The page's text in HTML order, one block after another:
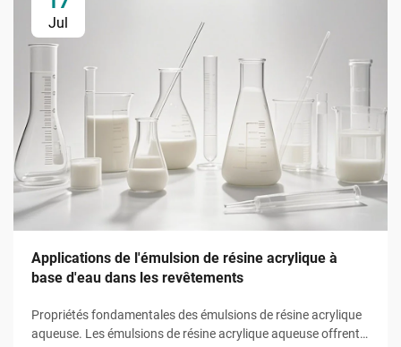
Jul
Applications de l'émulsion de résine acrylique à
base d'eau dans les revêtements
Propriétés fondamentales des émulsions de résine acrylique
aqueuse. Les émulsions de résine acrylique aqueuse offrent